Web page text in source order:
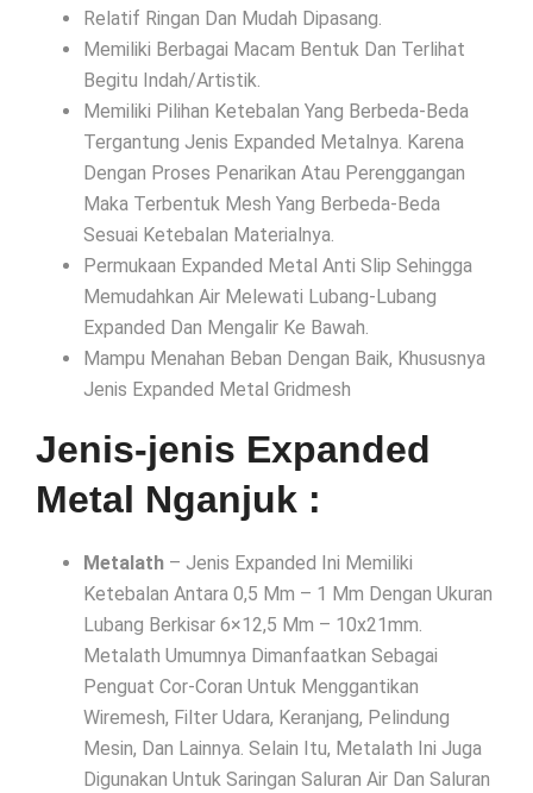
Relatif Ringan Dan Mudah Dipasang.
Memiliki Berbagai Macam Bentuk Dan Terlihat
Begitu Indah/Artistik.
Memiliki Pilihan Ketebalan Yang Berbeda-Beda
Tergantung Jenis Expanded Metalnya. Karena
Dengan Proses Penarikan Atau Perenggangan
Maka Terbentuk Mesh Yang Berbeda-Beda
Sesuai Ketebalan Materialnya.
Permukaan Expanded Metal Anti Slip Sehingga
Memudahkan Air Melewati Lubang-Lubang
Expanded Dan Mengalir Ke Bawah.
Mampu Menahan Beban Dengan Baik, Khususnya
Jenis Expanded Metal Gridmesh
Jenis-jenis Expanded
Metal Nganjuk :
Metalath – Jenis Expanded Ini Memiliki
Ketebalan Antara 0,5 Mm – 1 Mm Dengan Ukuran
Lubang Berkisar 6×12,5 Mm – 10x21mm.
Metalath Umumnya Dimanfaatkan Sebagai
Penguat Cor-Coran Untuk Menggantikan
Wiremesh, Filter Udara, Keranjang, Pelindung
Mesin, Dan Lainnya. Selain Itu, Metalath Ini Juga
Digunakan Untuk Saringan Saluran Air Dan Saluran